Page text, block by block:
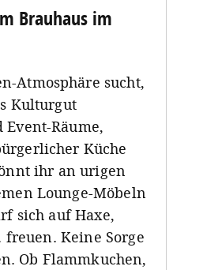
Brauhaus im
Atmosphäre sucht,
Kulturgut
Räume,
Küche
ihr an urigen
Lounge-Möbeln
sich auf Haxe,
freuen. Keine Sorge
Ob Flammkuchen,